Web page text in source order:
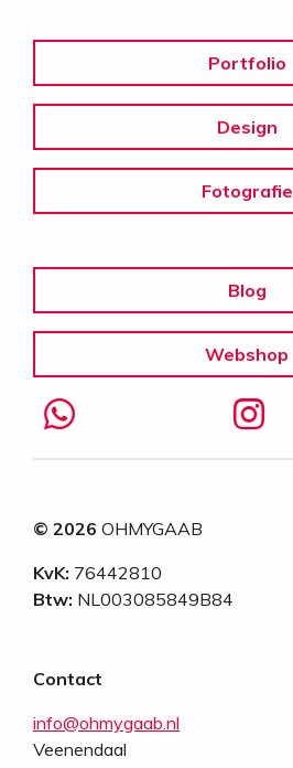
Portfolio
Design
Fotografie
Blog
Webshop
© 2026 OHMYGAAB
KvK: 76442810
Btw: NL003085849B84
Contact
info@ohmygaab.nl
Veenendaal